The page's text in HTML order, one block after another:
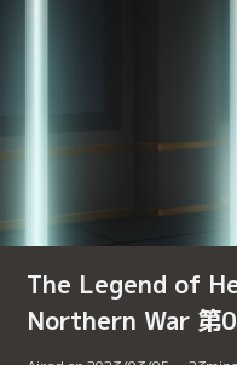
The Legend of
Northern War 第